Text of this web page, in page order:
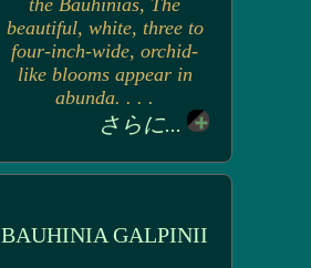
the Bauhinias, The
beautiful, white, three to
four-inch-wide, orchid-
like blooms appear in
abunda. . . .
さらに...
BAUHINIA GALPINII